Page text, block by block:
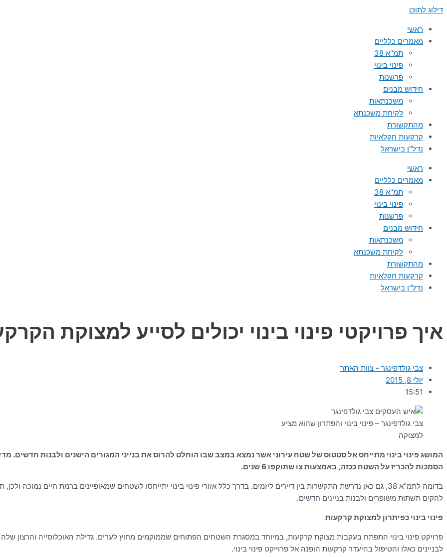
דילוג לתוכן
ראשי
מאמרים כלליים
תמ"א 38
פינוי בינוי
פרשנות
חידוש מבנים
משכנתאות
לקיחת משכנתא
מהתקשורת
קרקעות חקלאיות
נדל"ן בישראל
ראשי
מאמרים כלליים
תמ"א 38
פינוי בינוי
פרשנות
חידוש מבנים
משכנתאות
לקיחת משכנתא
מהתקשורת
קרקעות חקלאיות
נדל"ן בישראל
איך פרויקטי פינוי בינוי יכולים לסייע למצוקת
צבי גולדפינגר - צוות האתר
יולי 8, 2015
15:51
צבי גולדפינגר – פינוי בינוי והפתרון שהוא מציע
למצוקה
הסמכות להכריז על השטח ככזה, באמצעות צו שתוקפו 6 שנים.
בדומה לתמ"א 38, גם כאן נדרשת התקשרות בין דיירים ליזמים. בדרך כלל אזורי פינוי בינוי יתייחסו לשטחים שמאופיינים ברמת חיים
להקים תשתות משופרים ולבנות בניינים חדשים.
פינוי בינוי כפיתרון למצוקת קרקעות
פרויקט פינוי בינוי התפתח בעקבות מצוקת קרקעות, במיוחד במסגרת השטחים הפתוחים שממוקמים מחוץ לערים. גדילת האוכלוסייה והרצון
לבניינים כאלו והטיפול בהיעדר קרקעות הופנה אל פרוייקט פינוי בינוי.